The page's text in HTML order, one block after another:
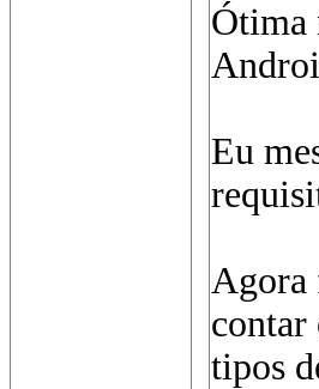
Ótima
Eu
Agora
contar
tipos